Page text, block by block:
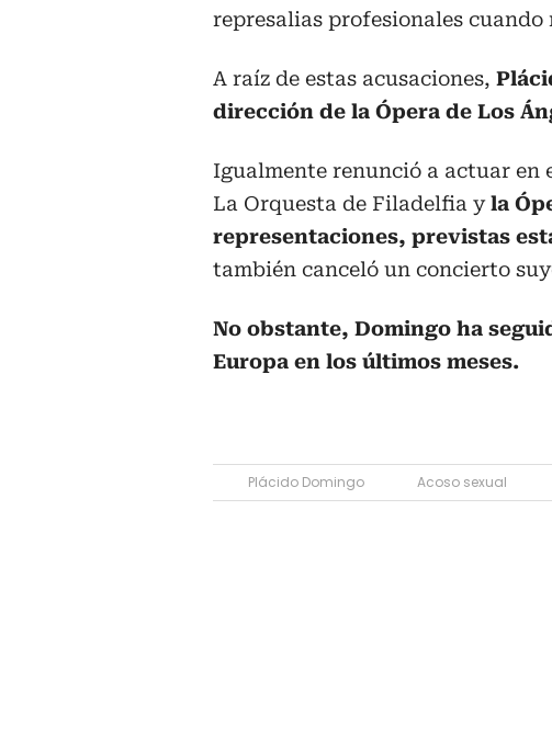
represalias profesionales cuando
A raíz de estas acusaciones,
dirección de la Ópera de Los
Igualmente renunció a actuar en
La Orquesta de Filadelfia yla
representaciones, previstas
también canceló un concierto
No obstante, Domingo ha
Europa en los últimos meses.
Plácido Domingo Acoso sexual